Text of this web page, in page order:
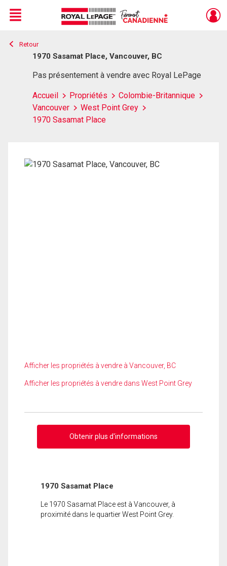
Live
En Direct
Menu
Retour
1970 Sasamat Place, Vancouver, BC
Pas présentement à vendre avec Royal LePage
Accueil Propriétés
Colombie-Britannique
Vancouver
West Point Grey
1970 Sasamat Place
Afficher les propriétés à vendre à Vancouver, BC
Afficher les propriétés à vendre dans West Point Grey
Obtenir plus d'informations
1970 Sasamat Place
Le 1970 Sasamat Place est à Vancouver, à
proximité dans le quartier West Point Grey.